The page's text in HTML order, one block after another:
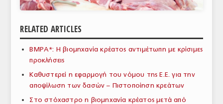
ΕΜΠΟΡΙΚΟΣ ΚΑΤΑΛΟΓΟΣ
ΠΑΡΑΓΩΓΗ & ΕΜΠΟΡΙΑ
ΣΦΑΓΕΙΑ
RELATED ARTICLES
BMPA*: Η βιομηχανία κρέατος αντιμέτωπη με κρίσιμες
προκλήσεις
Καθυστερεί η εφαρμογή του νόμου της Ε.Ε. για την
αποψίλωση των δασών – Πιστοποίηση κρεάτων
Στο στόχαστρο η βιομηχανία κρέατος μετά από